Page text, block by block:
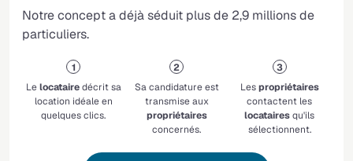
Notre concept a déjà séduit plus de 2,9 millions de
particuliers.
Lelocatairedécrit sa
location idéale en
quelques clics.
Sa candidature est
transmise aux
propriétaires
concernés.
Lespropriétaires
contactent les
locatairesqu'ils
sélectionnent.